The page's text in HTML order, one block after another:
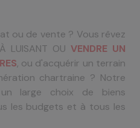
ou de vente ? Vous rêvez
LUISANT OU VENDRE UN
, ou d'acquérir un terrain
chartraine ? Notre
large choix de biens
les budgets et à tous les